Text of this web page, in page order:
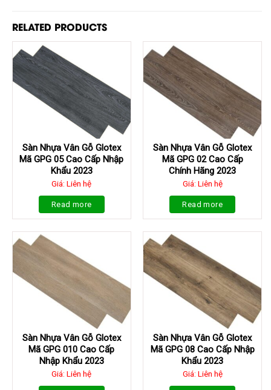
RELATED PRODUCTS
Sàn Nhựa Vân Gỗ Glotex
Mã GPG 05 Cao Cấp Nhập
Khẩu 2023
Giá: Liên hệ
Read more
Sàn Nhựa Vân Gỗ Glotex
Mã GPG 02 Cao Cấp
Chính Hãng 2023
Giá: Liên hệ
Read more
Sàn Nhựa Vân Gỗ Glotex
Mã GPG 010 Cao Cấp
Nhập Khẩu 2023
Giá: Liên hệ
Sàn Nhựa Vân Gỗ Glotex
Mã GPG 08 Cao Cấp Nhập
Khẩu 2023
Giá: Liên hệ